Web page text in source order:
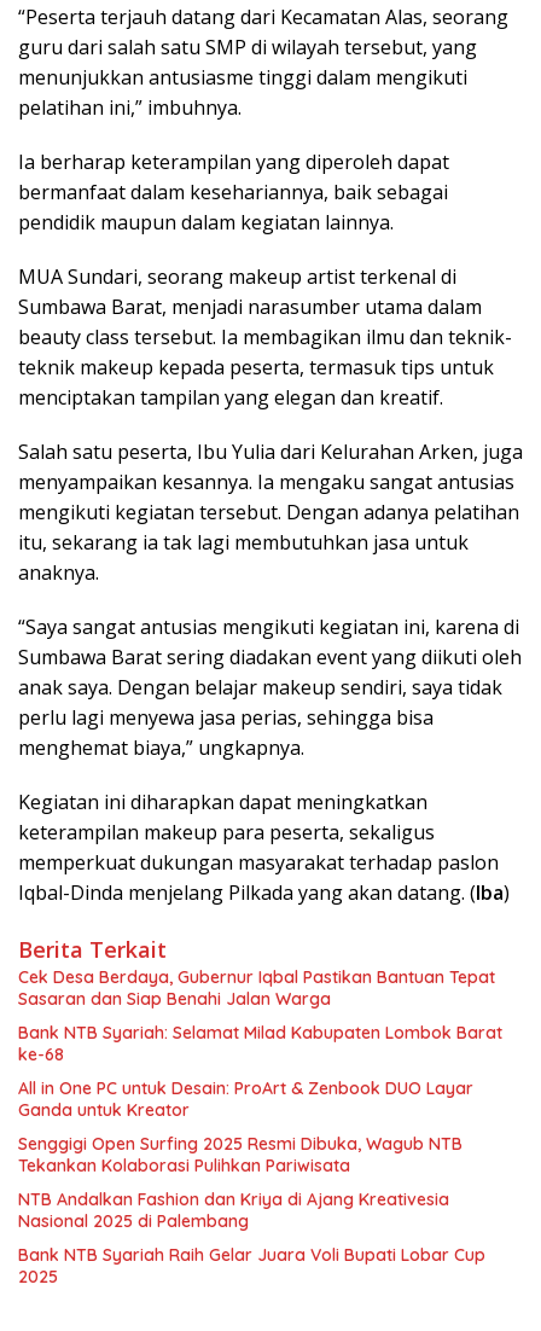
“Peserta terjauh datang dari Kecamatan Alas, seorang
guru dari salah satu SMP di wilayah tersebut, yang
menunjukkan antusiasme tinggi dalam mengikuti
pelatihan ini,” imbuhnya.
Ia berharap keterampilan yang diperoleh dapat
bermanfaat dalam kesehariannya, baik sebagai
pendidik maupun dalam kegiatan lainnya.
MUA Sundari, seorang makeup artist terkenal di
Sumbawa Barat, menjadi narasumber utama dalam
beauty class tersebut. Ia membagikan ilmu dan teknik-
teknik makeup kepada peserta, termasuk tips untuk
menciptakan tampilan yang elegan dan kreatif.
Salah satu peserta, Ibu Yulia dari Kelurahan Arken, juga
menyampaikan kesannya. Ia mengaku sangat antusias
mengikuti kegiatan tersebut. Dengan adanya pelatihan
itu, sekarang ia tak lagi membutuhkan jasa untuk
anaknya.
“Saya sangat antusias mengikuti kegiatan ini, karena di
Sumbawa Barat sering diadakan event yang diikuti oleh
anak saya. Dengan belajar makeup sendiri, saya tidak
perlu lagi menyewa jasa perias, sehingga bisa
menghemat biaya,” ungkapnya.
Kegiatan ini diharapkan dapat meningkatkan
keterampilan makeup para peserta, sekaligus
memperkuat dukungan masyarakat terhadap paslon
Iqbal-Dinda menjelang Pilkada yang akan datang. (Iba)
Berita Terkait
Cek Desa Berdaya, Gubernur Iqbal Pastikan Bantuan Tepat
Sasaran dan Siap Benahi Jalan Warga
Bank NTB Syariah: Selamat Milad Kabupaten Lombok Barat
ke-68
All in One PC untuk Desain: ProArt & Zenbook DUO Layar
Ganda untuk Kreator
Senggigi Open Surfing 2025 Resmi Dibuka, Wagub NTB
Tekankan Kolaborasi Pulihkan Pariwisata
NTB Andalkan Fashion dan Kriya di Ajang Kreativesia
Nasional 2025 di Palembang
Bank NTB Syariah Raih Gelar Juara Voli Bupati Lobar Cup
2025